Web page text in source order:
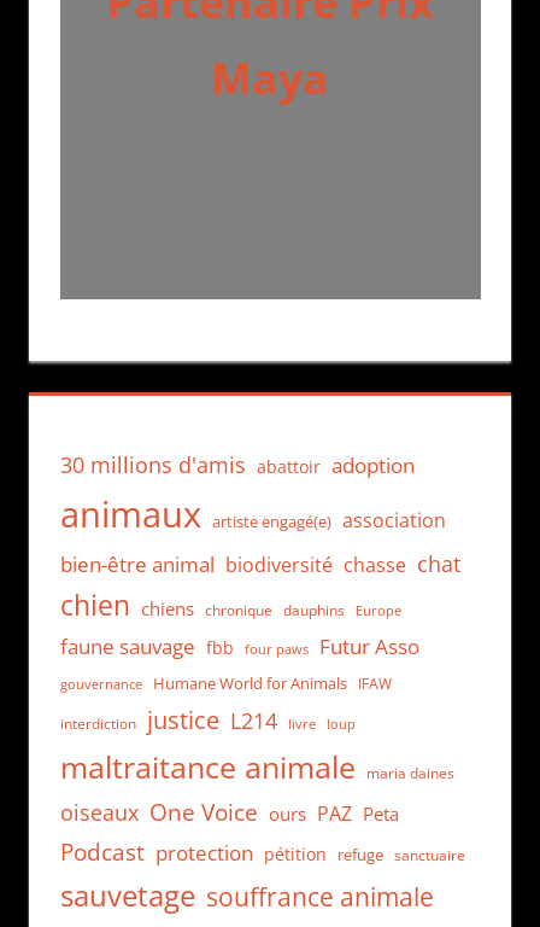
Maya
30 millions d'amis abattoir adoption
animaux artiste engagé(e) association
bien-être animal biodiversité chasse chat
chien chiens chronique dauphins Europe
faune sauvage fbb four paws Futur Asso
gouvernance Humane World for Animals IFAW
interdiction justice L214 livre loup
maltraitance animale maria daines
oiseaux One Voice ours PAZ Peta
Podcast protection pétition refuge sanctuaire
sauvetage souffrance animale